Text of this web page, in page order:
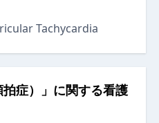
Tachycardia
拍症）」に関する看護